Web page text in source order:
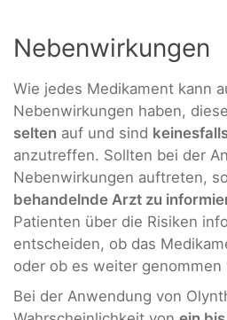
Nebenwirkungen
Wie jedes Medikament kann
Nebenwirkungen haben,
selten auf und sind
anzutreffen. Sollten bei der
Nebenwirkungen auftreten,
behandelnde Arzt zu
Patienten über die Risiken
entscheiden, ob das
oder ob es weiter genommen
Bei der Anwendung von